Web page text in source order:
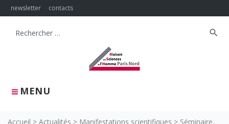
Skip
to
newsletter contacts
MENU
Search
search
Accueil > Actualités > Manifestations scientifiques > Séminaire,